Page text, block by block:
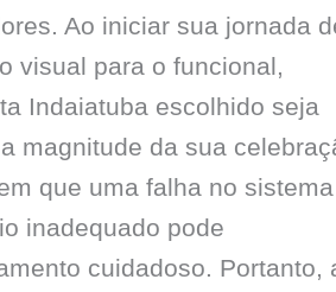
Ao iniciar sua jornada
visual para o funcional,
Indaiatuba escolhido seja
magnitude da sua
que uma falha no sistema
inadequado pode
cuidadoso. Portanto,